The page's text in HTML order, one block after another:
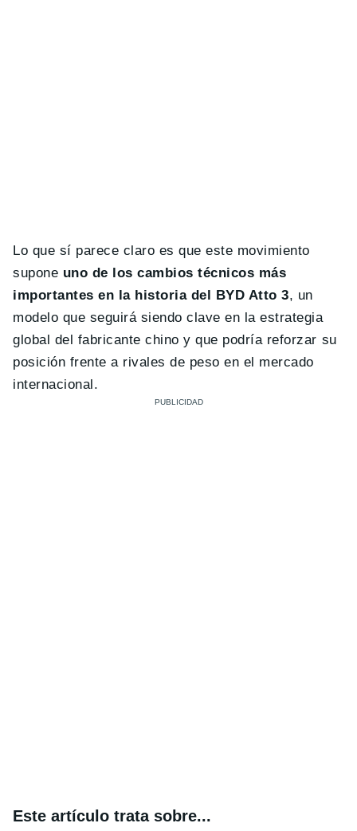
Lo que sí parece claro es que este movimiento
supone uno de los cambios técnicos más
importantes en la historia del BYD Atto 3, un
modelo que seguirá siendo clave en la estrategia
global del fabricante chino y que podría reforzar su
posición frente a rivales de peso en el mercado
internacional.
Este artículo trata sobre...